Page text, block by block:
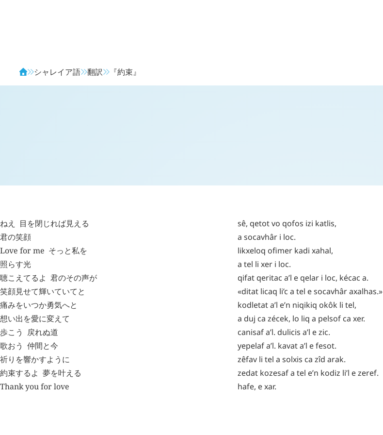
シャレイア語 翻訳 『約束』
ねえ 目を閉じれば見える sê, qetot vo qofos izi katlis,
君の笑顔
a socavhâr i loc.
Love for me そっと私を likxeloq ofimer kadi xahal,
照らす光
a tel li xer i loc.
聴こえてるよ 君のその声が qifat qeritac a’l e qelar i loc, kécac a.
笑顔見せて輝いていてと
«ditat licaq li’c a tel e socavhâr axalhas.»
痛みをいつか勇気へと
kodletat a’l e’n niqikiq okôk li tel,
想い出を愛に変えて
a duj ca zécek, lo liq a pelsof ca xer.
歩こう 戻れぬ道 canisaf a’l. dulicis a’l e zic.
歌おう 仲間と今 yepelaf a’l. kavat a’l e fesot.
祈りを響かすように
zêfav li tel a solxis ca zîd arak.
約束するよ 夢を叶える zedat kozesaf a tel e’n kodiz li’l e zeref.
Thank you for love
hafe, e xar.